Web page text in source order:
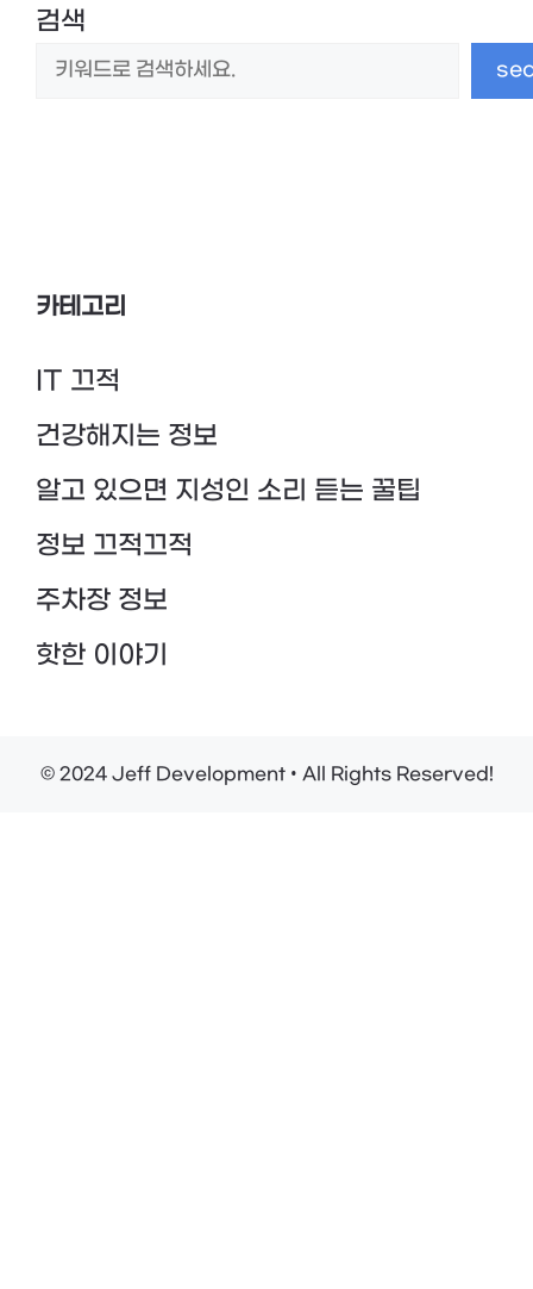
검색
카테고리
IT 끄적
건강해지는 정보
알고 있으면 지성인 소리 듣는 꿀팁
정보 끄적끄적
주차장 정보
핫한 이야기
© 2024 Jeff Development • All Rights Reserved!